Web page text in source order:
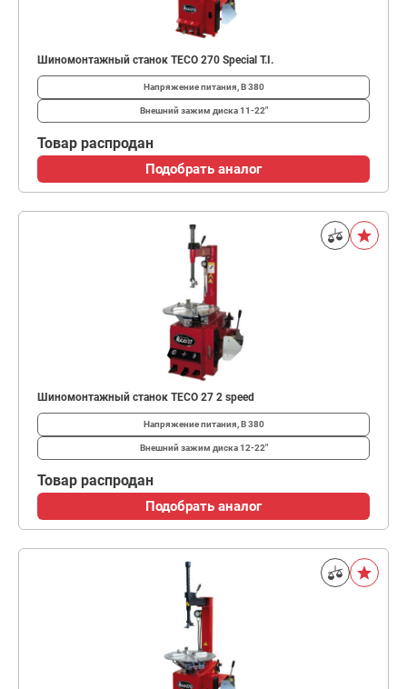
Шиномонтажный станок TECO 270 Special T.I.
Напряжение питания, В380
Внешний зажим диска11-22"
Товар распродан
Подобрать аналог
Шиномонтажный станок TECO 27 2 speed
Напряжение питания, В380
Внешний зажим диска12-22"
Товар распродан
Подобрать аналог